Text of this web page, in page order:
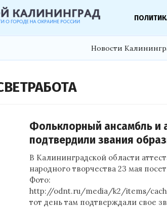
Новости
Фольклорный ансамбль и
подтвердили звания
В Калининградской области
народного творчества 23 мая
Фото:
http://odnt.ru/media/k2/items/
тот день там подтверждали свое